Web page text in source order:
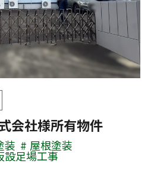
会社様所有物件
装 屋根塗装
設足場工事